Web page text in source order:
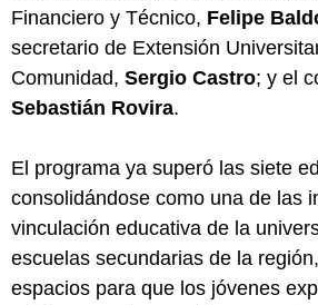
Financiero y Técnico, Felipe
secretario de Extensión
Comunidad, Sergio Castro; y el
Sebastián Rovira.
El programa ya superó las siete
consolidándose como una de las
vinculación educativa de la
escuelas secundarias de la
espacios para que los jóvenes